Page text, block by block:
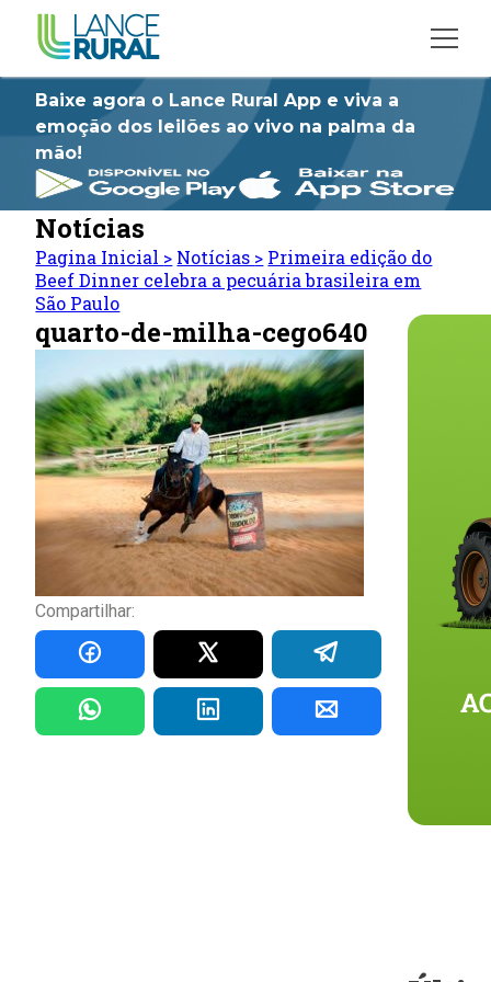
Baixe agora o Lance Rural App e viva a
emoção dos leilões ao vivo na palma da
mão!
Notícias
Pagina Inicial > Notícias > Primeira edição do
Beef Dinner celebra a pecuária brasileira em
São Paulo
quarto-de-milha-cego640
Compartilhar: